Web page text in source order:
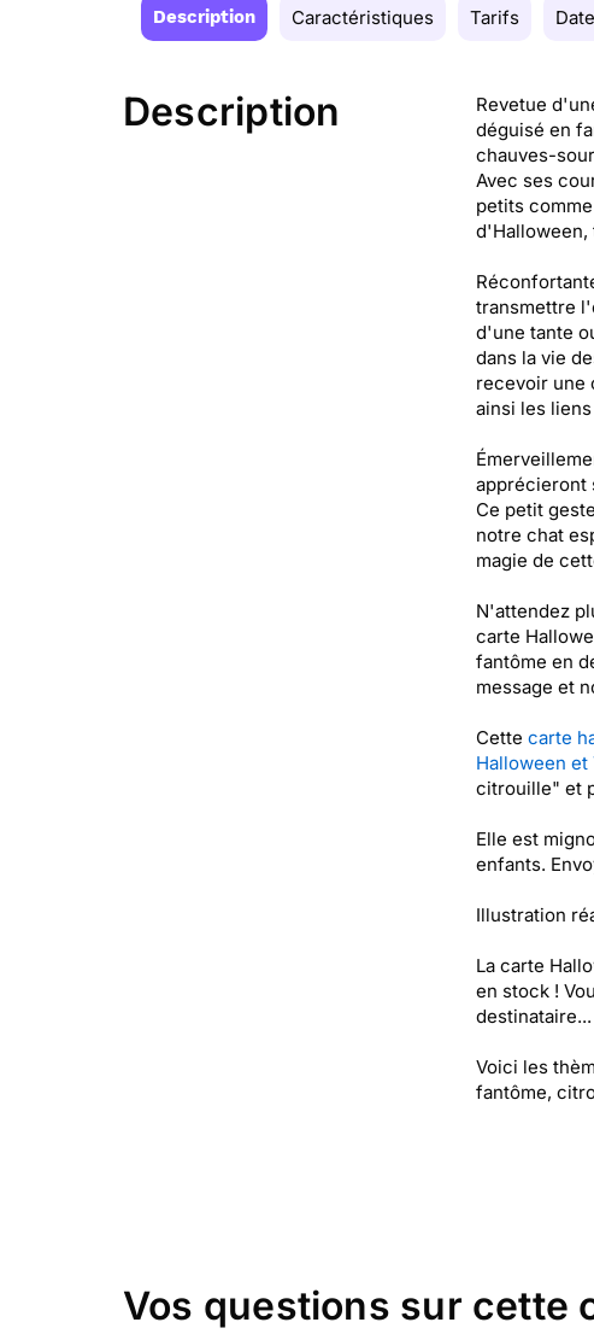
Description Caractéristiques Tarifs
Description
Revetue
déguisé en
chauves-
Avec ses
petits
d'Halloween,
transmettre
d'une tante
dans la vie
recevoir une
ainsi les
apprécieront
Ce petit
notre chat
magie de
N'attendez
carte
fantôme en
message et
Cette carte
Halloween et
citrouille" et
Elle est
enfants.
Illustration
La carte
en stock !
destinataire...
Voici les
fantôme,
Vos questions sur cette